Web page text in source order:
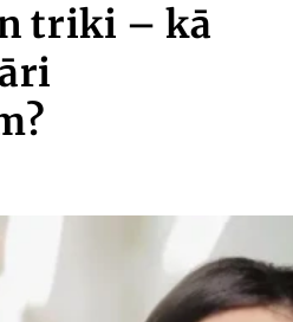
triki – kā